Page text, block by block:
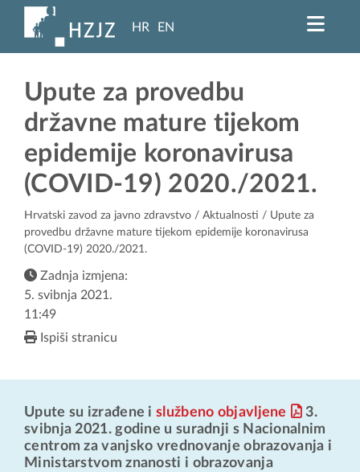
HR EN
Upute za provedbu
državne mature tijekom
epidemije koronavirusa
(COVID-19) 2020./2021.
Hrvatski zavod za javno zdravstvo / Aktualnosti / Upute za
provedbu državne mature tijekom epidemije koronavirusa
(COVID-19) 2020./2021.
Zadnja izmjena:
5. svibnja 2021.
11:49
Ispiši stranicu
Upute su izrađene islužbeno objavljene
3.
svibnja 2021. godine u suradnji s Nacionalnim
centrom za vanjsko vrednovanje obrazovanja i
Ministarstvom znanosti i obrazovanja